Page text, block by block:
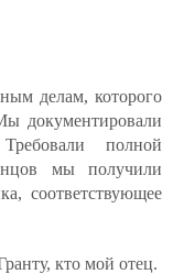
делам, которого
документировали
полной
мы получили
соответствующее
кто мой отец.